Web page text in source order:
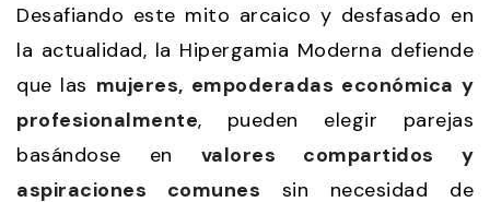
Desafiando este mito arcaico y desfasado en
la actualidad, la Hipergamia Moderna defiende
que las mujeres, empoderadas económica y
profesionalmente, pueden elegir parejas
basándose en valores compartidos y
aspiraciones comunes sin necesidad de